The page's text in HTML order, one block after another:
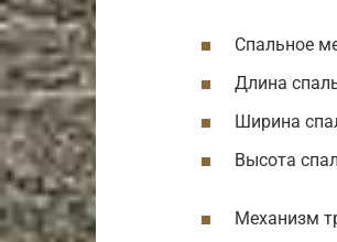
Спальное
Длина
Ширина
Высота
Механизм